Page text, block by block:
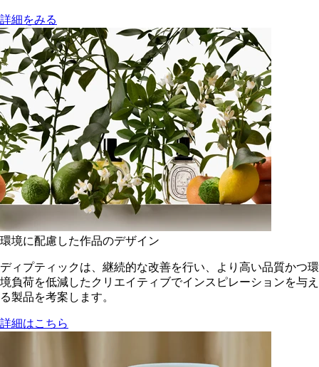
詳細をみる
環境に配慮した作品のデザイン
ディプティックは、継続的な改善を行い、より高い品質かつ環
境負荷を低減した​クリエイティブでインスピレーションを与え
る製品を考案します。
詳細はこちら